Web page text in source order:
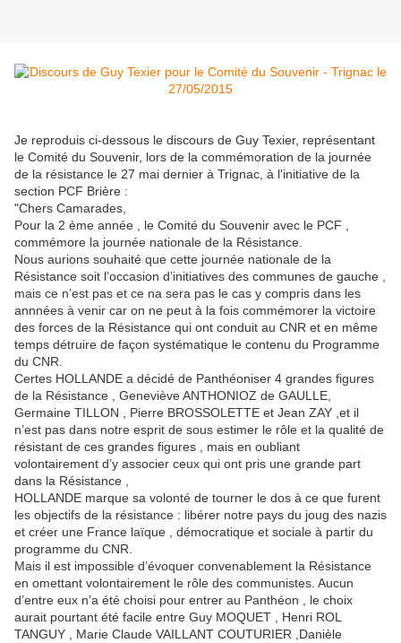
Je reproduis ci-dessous le discours de Guy Texier, représentant
le Comité du Souvenir, lors de la commémoration de la journée
de la résistance le 27 mai dernier à Trignac, à l'initiative de la
section PCF Brière :
"Chers Camarades,
Pour la 2 ème année , le Comité du Souvenir avec le PCF ,
commémore la journée nationale de la Résistance.
Nous aurions souhaité que cette journée nationale de la
Résistance soit l’occasion d’initiatives des communes de gauche ,
mais ce n’est pas et ce na sera pas le cas y compris dans les
annnées à venir car on ne peut à la fois commémorer la victoire
des forces de la Résistance qui ont conduit au CNR et en même
temps détruire de façon systématique le contenu du Programme
du CNR.
Certes HOLLANDE a décidé de Panthéoniser 4 grandes figures
de la Résistance , Geneviève ANTHONIOZ de GAULLE,
Germaine TILLON , Pierre BROSSOLETTE et Jean ZAY ,et il
n’est pas dans notre esprit de sous estimer le rôle et la qualité de
résistant de ces grandes figures , mais en oubliant
volontairement d’y associer ceux qui ont pris une grande part
dans la Résistance ,
HOLLANDE marque sa volonté de tourner le dos à ce que furent
les objectifs de la résistance : libérer notre pays du joug des nazis
et créer une France laïque , démocratique et sociale à partir du
programme du CNR.
Mais il est impossible d’évoquer convenablement la Résistance
en omettant volontairement le rôle des communistes. Aucun
d’entre eux n’a été choisi pour entrer au Panthéon , le choix
aurait pourtant été facile entre Guy MOQUET , Henri ROL
TANGUY , Marie Claude VAILLANT COUTURIER ,Danièle